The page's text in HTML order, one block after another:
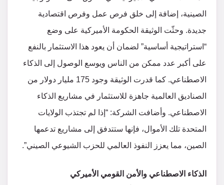
الصينية، إضافة إلى خلق فرص عمل وفرص اقتصادية
جديدة. وحثّت الوثيقة الحكومة الأميركية على وضع
“استراتيجية أساسية” لضمان أن يعود هذا الاستثمار بالنفع
على أكبر عدد ممكن من الناس ويوسع الوصول إلى الذكاء
الاصطناعي. كما قدرت الوثيقة وجود 175 مليار دولار من
الصناديق العالمية جاهزة للاستثمار في مشاريع الذكاء
الاصطناعي. وأضافت الشركة: “إذا لم تجتذب الولايات
المتحدة تلك الأموال، فإنها ستتدفق إلى مشاريع تدعمها
الصين، مما يعزز النفوذ العالمي للحزب الشيوعي الصيني”.
الذكاء الاصطناعي والأمن القومي الأميركي